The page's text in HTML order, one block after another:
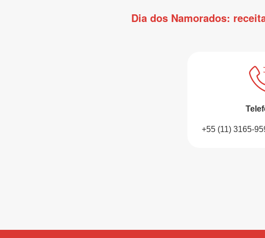
Dia dos Namorados:
+55 (11) 3165-